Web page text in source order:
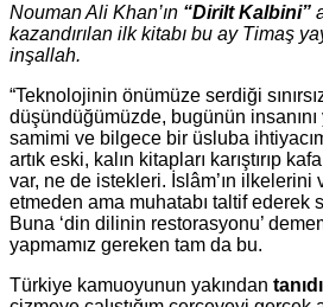
Nouman Ali Khan’ın “Dirilt Kalbini”
kazandırılan ilk kitabı bu ay Timaş
inşallah.
“Teknolojinin önümüze serdiği
düşündüğümüzde, bugünün
samimi ve bilgece bir üsluba
artık eski, kalın kitapları karıştırıp
var, ne de istekleri. İslâm’ın
etmeden ama muhatabı taltif ederek
Buna ‘din dilinin restorasyonu’
yapmamız gereken tam da bu.
Türkiye kamuoyunun yakından